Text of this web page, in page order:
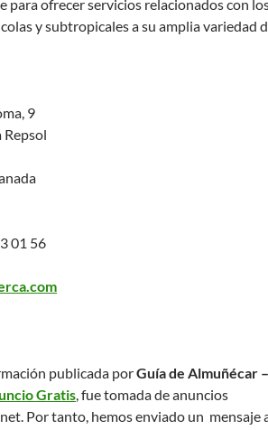
para ofrecer servicios relacionados con
y subtropicales a su amplia variedad
9
Repsol
01 56
publicada porGuía de Almuñécar
Gratis, fue tomada de anuncios
Por tanto, hemos enviado un mensaje